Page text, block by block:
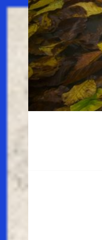
Pular
para
o
conteúdo